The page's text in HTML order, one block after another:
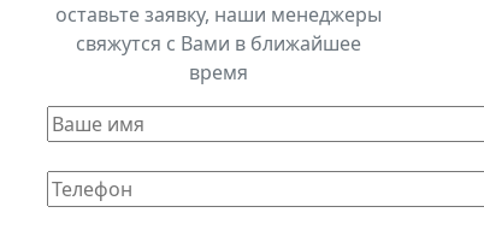
оставьте заявку, наши менеджеры
свяжутся с Вами в ближайшее
время